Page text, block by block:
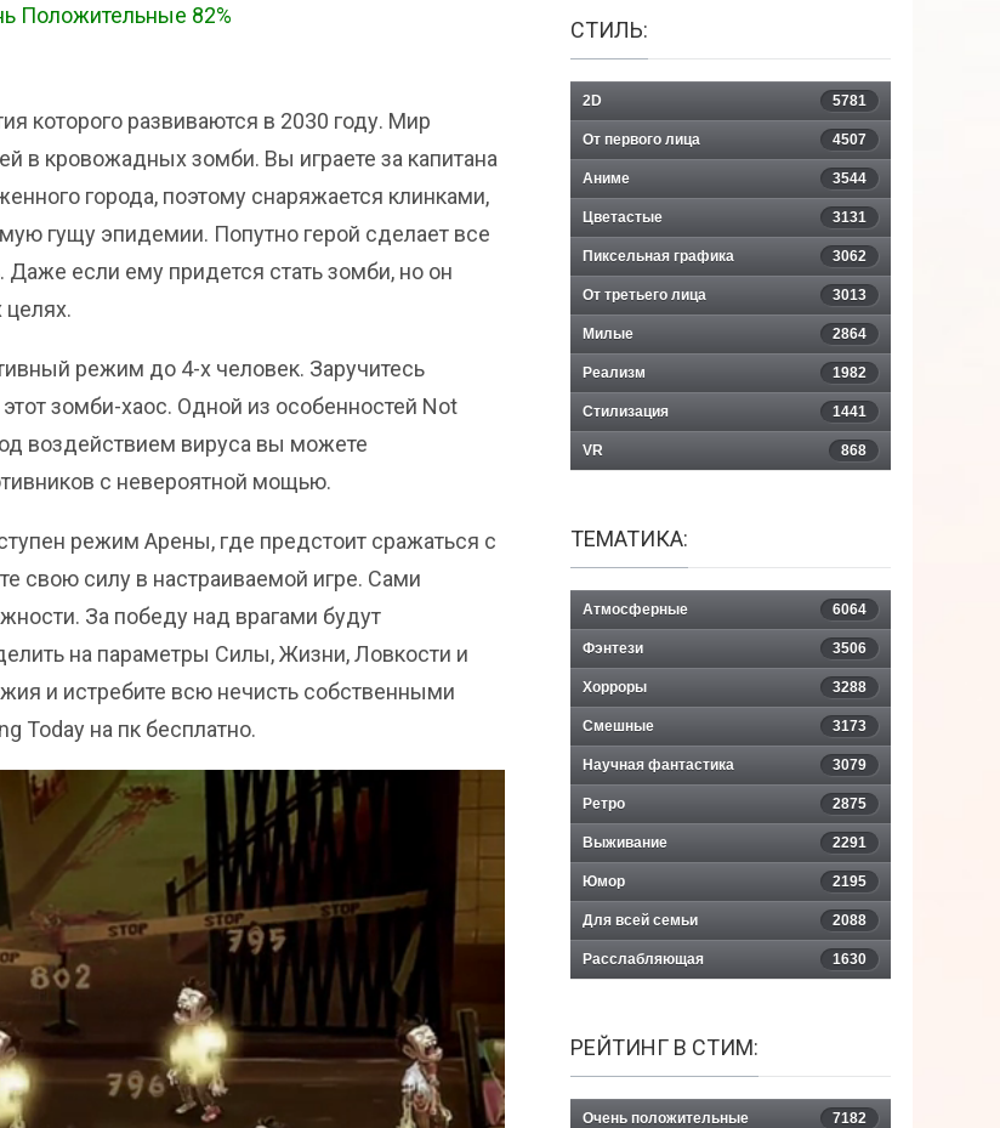
Положительные 82%
которого развиваются в 2030 году. Мир
кровожадных зомби. Вы играете за капитана
города, поэтому снаряжается клинками,
гущу эпидемии. Попутно герой сделает все
если ему придется стать зомби, но он
режим до 4-х человек. Заручитесь
зомби-хаос. Одной из особенностей Not
воздействием вируса вы можете
с невероятной мощью.
режим Арены, где предстоит сражаться с
свою силу в настраиваемой игре. Сами
За победу над врагами будут
на параметры Силы, Жизни, Ловкости и
и истребите всю нечисть собственными
Today на пк бесплатно.
СТИЛЬ:
2D 5781
От первого лица 4507
Аниме 3544
Цветастые 3131
Пиксельная графика 3062
От третьего лица 3013
Милые 2864
Реализм 1982
Стилизация 1441
VR 868
ТЕМАТИКА:
Атмосферные 6064
Фэнтези 3506
Хорроры 3288
Смешные 3173
Научная фантастика 3079
Ретро 2875
Выживание 2291
Юмор 2195
Для всей семьи 2088
Расслабляющая 1630
РЕЙТИНГ В СТИМ:
Очень положительные 7182